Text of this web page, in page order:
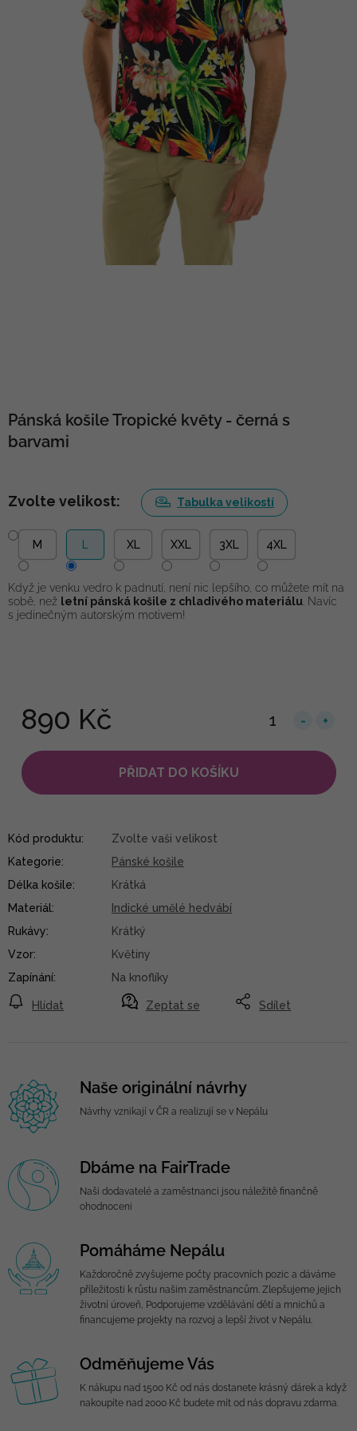
Pánská košile Tropické květy - černá s
barvami
890 Kč
PŘIDAT DO KOŠÍKU
Zvolte velikost: Tabulka velikostí
M XL XXL 3XL 4XL
Když je venku vedro k padnutí, není nic lepšího, co můžete mít na
sobě, než letní pánská košile z chladivého materiálu . Navíc
s jedinečným autorským motivem!
Zeptat se
Hlídat Sdílet
Kód produktu:
Zvolte vaši velikost
Kategorie:
Pánské košile
Délka košile:
Krátká
Materiál:
Indické umělé hedvábí
Rukávy:
Krátký
Vzor:
Květiny
Zapínání: Na knoflíky
Naše originální návrhy
Návrhy vznikají v ČR a realizují se v Nepálu
Dbáme na FairTrade
Naši dodavatelé a zaměstnanci jsou náležitě finančně
ohodnoceni
Pomáháme Nepálu
Každoročně zvyšujeme počty pracovních pozic a dáváme
příležitosti k růstu našim zaměstnancům. Zlepšujeme jejich
životní úroveň, Podporujeme vzdělávání dětí a mnichů a
financujeme projekty na rozvoj a lepší život v Nepálu.
Odměňujeme Vás
K nákupu nad 1500 Kč od nás dostanete krásný dárek a když
nakoupíte nad 2000 Kč budete mít od nás dopravu zdarma.